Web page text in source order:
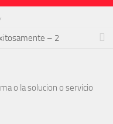
– 2
o la solucion o servicio